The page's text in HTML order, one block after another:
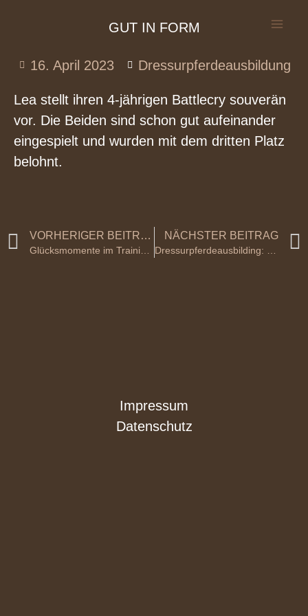
GUT IN FORM
16. April 2023 Dressurpferdeausbildung
Lea stellt ihren 4-jährigen Battlecry souverän
vor. Die Beiden sind schon gut aufeinander
eingespielt und wurden mit dem dritten Platz
belohnt.
VORHERIGER BEITRAG NÄCHSTER BEITRAG
Impressum
Datenschutz